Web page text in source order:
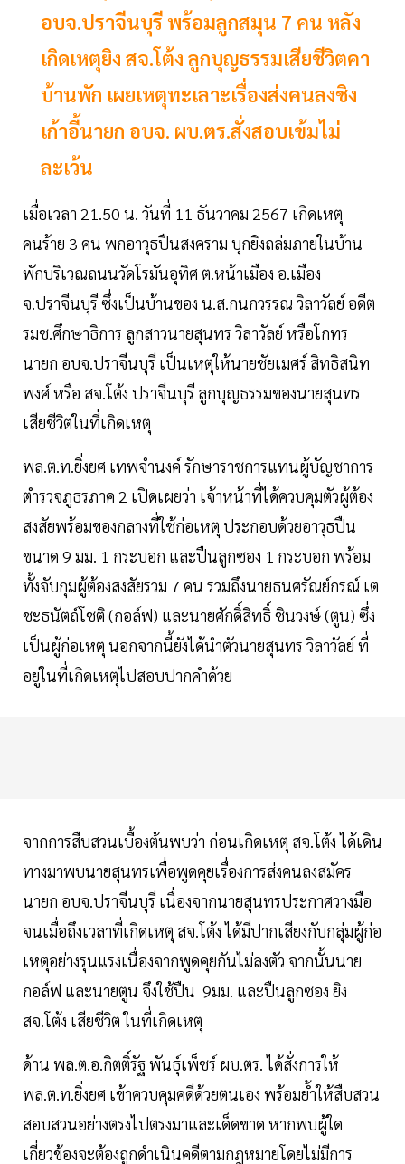
อบจ.ปราจีนบุรี พร้อมลูกสมุน 7 คน หลัง
เกิดเหตุยิง สจ.โต้ง ลูกบุญธรรมเสียชีวิตคา
บ้านพัก เผยเหตุทะเลาะเรื่องส่งคนลงชิง
เก้าอี้นายก อบจ. ผบ.ตร.สั่งสอบเข้มไม่
ละเว้น
เมื่อเวลา 21.50 น. วันที่ 11 ธันวาคม 2567 เกิดเหตุ
คนร้าย 3 คน พกอาวุธปืนสงคราม บุกยิงถล่มภายในบ้าน
พักบริเวณถนนวัดโรมันอุทิศ ต.หน้าเมือง อ.เมือง
จ.ปราจีนบุรี ซึ่งเป็นบ้านของ น.ส.กนกวรรณ วิลาวัลย์ อดีต
รมช.ศึกษาธิการ ลูกสาวนายสุนทร วิลาวัลย์ หรือโกทร
นายก อบจ.ปราจีนบุรี เป็นเหตุให้นายชัยเมศร์ สิทธิสนิท
พงศ์ หรือ สจ.โต้ง ปราจีนบุรี ลูกบุญธรรมของนายสุนทร
เสียชีวิตในที่เกิดเหตุ
พล.ต.ท.ยิ่งยศ เทพจำนงค์ รักษาราชการแทนผู้บัญชาการ
ตำรวจภูธรภาค 2 เปิดเผยว่า เจ้าหน้าที่ได้ควบคุมตัวผู้ต้อง
สงสัยพร้อมของกลางที่ใช้ก่อเหตุ ประกอบด้วยอาวุธปืน
ขนาด 9 มม. 1 กระบอก และปืนลูกซอง 1 กระบอก พร้อม
ทั้งจับกุมผู้ต้องสงสัยรวม 7 คน รวมถึงนายธนศรัณย์กรณ์ เต
ชะธนัตถ์โชติ (กอล์ฟ) และนายศักดิ์สิทธิ์ ชินวงษ์ (ตูน) ซึ่ง
เป็นผู้ก่อเหตุ นอกจากนี้ยังได้นำตัวนายสุนทร วิลาวัลย์ ที่
อยู่ในที่เกิดเหตุไปสอบปากคำด้วย
จากการสืบสวนเบื้องต้นพบว่า ก่อนเกิดเหตุ สจ.โต้ง ได้เดิน
ทางมาพบนายสุนทรเพื่อพูดคุยเรื่องการส่งคนลงสมัคร
นายก อบจ.ปราจีนบุรี เนื่องจากนายสุนทรประกาศวางมือ
จนเมื่อถึงเวลาที่เกิดเหตุ​ สจ.โต้ง ได้มี​ปาก​เสียง​กับ​กลุ่ม​ผู้​ก่อ​
เหตุ​อย่างรุนแรง​เนื่องจากพูดคุยกันไม่ลงตัว จากนั้นนาย
กอล์ฟ​ และนายตูน จึงใช้ปืน​ ​ 9มม. และ​ปืน​ลูกซอง​ ยิง​
สจ.โต้ง ​เสียชีวิต ในที่เกิดเหตุ
ด้าน พล.ต.อ.กิตติ์รัฐ พันธุ์เพ็ชร์ ผบ.ตร. ได้สั่งการให้
พล.ต.ท.ยิ่งยศ เข้าควบคุมคดีด้วยตนเอง พร้อมย้ำให้สืบสวน
สอบสวนอย่างตรงไปตรงมาและเด็ดขาด หากพบผู้ใด
เกี่ยวข้องจะต้องถูกดำเนินคดีตามกฎหมายโดยไม่มีการ